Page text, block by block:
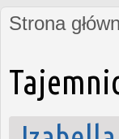
Jesteś tutaj
Strona